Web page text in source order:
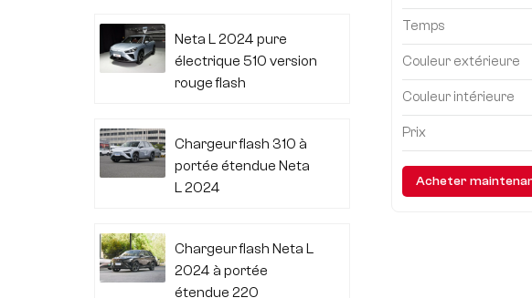
Temps
Couleur extérieure
Couleur intérieure
Prix
Acheter
Neta L 2024 pure
électrique 510 version
rouge flash
Chargeur flash 310 à
portée étendue Neta
L 2024
Chargeur flash Neta L
2024 à portée
étendue 220